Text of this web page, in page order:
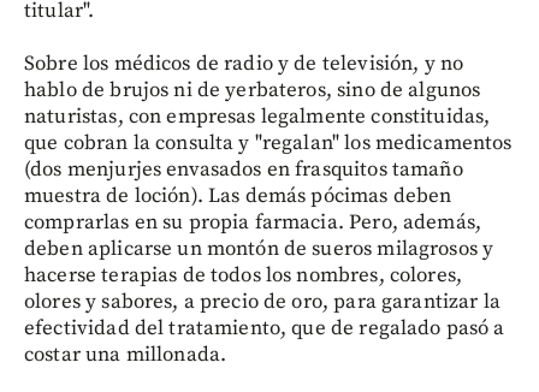
titular".
Sobre los médicos de radio y de televisión, y no
hablo de brujos ni de yerbateros, sino de algunos
naturistas, con empresas legalmente constituidas,
que cobran la consulta y "regalan" los medicamentos
(dos menjurjes envasados en frasquitos tamaño
muestra de loción). Las demás pócimas deben
comprarlas en su propia farmacia. Pero, además,
deben aplicarse un montón de sueros milagrosos y
hacerse terapias de todos los nombres, colores,
olores y sabores, a precio de oro, para garantizar la
efectividad del tratamiento, que de regalado pasó a
costar una millonada.